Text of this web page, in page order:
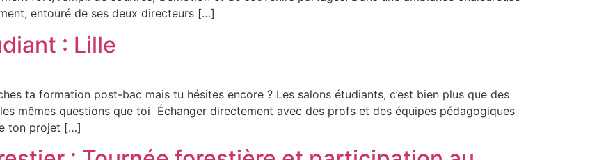
entouré de ses deux directeurs […]
: Lille
ta formation post-bac mais tu hésites encore ? Les salons étudiants, c’est bien plus que des
mêmes questions que toi Échanger directement avec des profs et des équipes pédagogiques
ton projet […]